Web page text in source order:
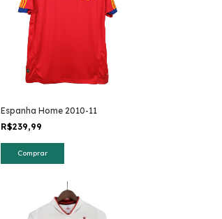
Espanha Home 2010-11
R$239,99
Comprar